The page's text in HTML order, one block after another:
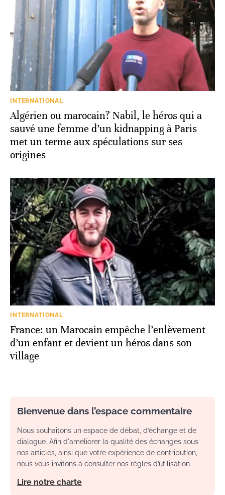
INTERNATIONAL
Algérien ou marocain? Nabil, le héros qui a
sauvé une femme d’un kidnapping à Paris
met un terme aux spéculations sur ses
origines
INTERNATIONAL
France: un Marocain empêche l’enlèvement
d’un enfant et devient un héros dans son
village
Bienvenue dans l’espace commentaire
Nous souhaitons un espace de débat, d’échange et de
dialogue. Afin d'améliorer la qualité des échanges sous
nos articles, ainsi que votre expérience de contribution,
nous vous invitons à consulter nos règles d’utilisation.
Lire notre charte